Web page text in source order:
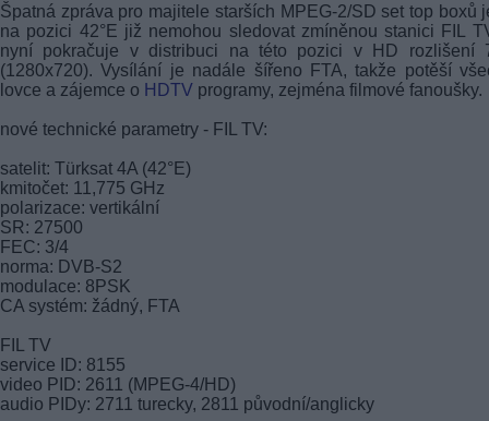
Špatná zpráva pro majitele starších MPEG-2/SD set top boxů
na pozici 42°E již nemohou sledovat zmíněnou stanici FIL
nyní pokračuje v distribuci na této pozici v HD rozlišení
(1280x720). Vysílání je nadále šířeno FTA, takže potěší
lovce a zájemce o HDTV programy, zejména filmové fanoušky.
nové technické parametry - FIL TV:
satelit: Türksat 4A (42°E)
kmitočet: 11,775 GHz
polarizace: vertikální
SR: 27500
FEC: 3/4
norma: DVB-S2
modulace: 8PSK
CA systém: žádný, FTA
FIL TV
service ID: 8155
video PID: 2611 (MPEG-4/HD)
audio PIDy: 2711 turecky, 2811 původní/anglicky